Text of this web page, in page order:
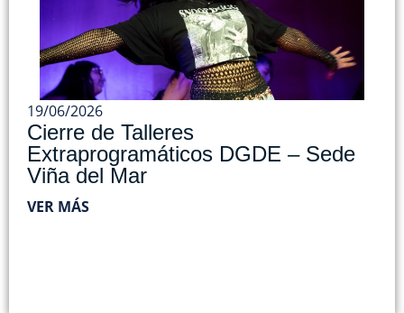
19/06/2026
Cierre de Talleres
Extraprogramáticos DGDE – Sede
Viña del Mar
VER MÁS